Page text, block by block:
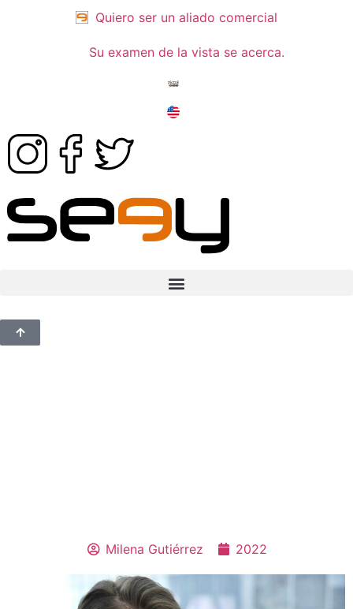
Quiero ser un aliado comercial
Su examen de la vista se acerca.
Milena Gutiérrez 2022